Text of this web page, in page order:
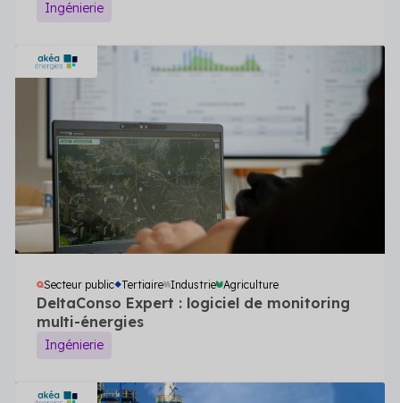
Ingénierie
Secteur public Tertiaire Industrie Agriculture
DeltaConso Expert : logiciel de monitoring
multi-énergies
Ingénierie